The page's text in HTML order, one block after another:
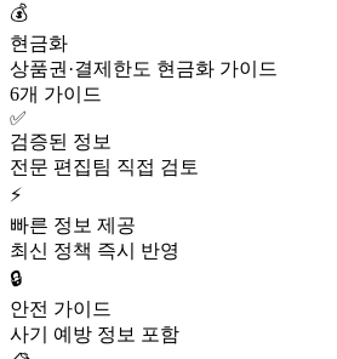
💰
현금화
상품권·결제한도 현금화 가이드
6개 가이드
✅
검증된 정보
전문 편집팀 직접 검토
⚡
빠른 정보 제공
최신 정책 즉시 반영
🔒
안전 가이드
사기 예방 정보 포함